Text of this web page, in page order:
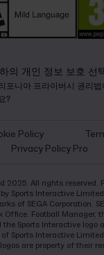
의 개인 정보 보호 선
포니아 프라이버시 권리법
?
Policy
Privacy Policy Pro
2025. All rights reserved.
Sports Interactive
of SEGA Corporation.
Office. Football Manager,
Sports Interactive logo
Sports Interactive
are property of their